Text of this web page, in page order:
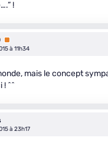
!
Premium
à 11h34
mais le concept
! ^^
à 23h17